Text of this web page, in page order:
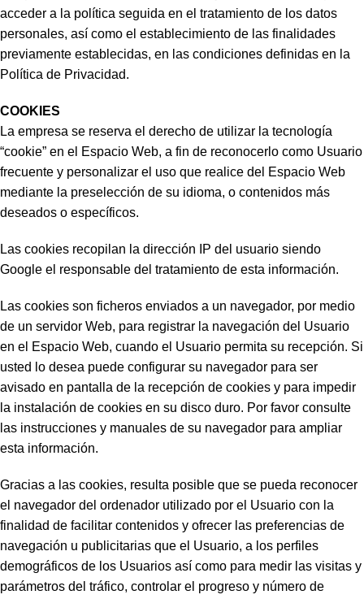
acceder a la política seguida en el tratamiento de los datos
personales, así como el establecimiento de las finalidades
previamente establecidas, en las condiciones definidas en la
Política de Privacidad.
COOKIES
La empresa se reserva el derecho de utilizar la tecnología
“cookie” en el Espacio Web, a fin de reconocerlo como Usuario
frecuente y personalizar el uso que realice del Espacio Web
mediante la preselección de su idioma, o contenidos más
deseados o específicos.
Las cookies recopilan la dirección IP del usuario siendo
Google el responsable del tratamiento de esta información.
Las cookies son ficheros enviados a un navegador, por medio
de un servidor Web, para registrar la navegación del Usuario
en el Espacio Web, cuando el Usuario permita su recepción. Si
usted lo desea puede configurar su navegador para ser
avisado en pantalla de la recepción de cookies y para impedir
la instalación de cookies en su disco duro. Por favor consulte
las instrucciones y manuales de su navegador para ampliar
esta información.
Gracias a las cookies, resulta posible que se pueda reconocer
el navegador del ordenador utilizado por el Usuario con la
finalidad de facilitar contenidos y ofrecer las preferencias de
navegación u publicitarias que el Usuario, a los perfiles
demográficos de los Usuarios así como para medir las visitas y
parámetros del tráfico, controlar el progreso y número de